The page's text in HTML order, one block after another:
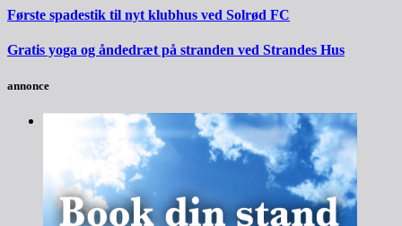
Første spadestik til nyt klubhus ved Solrød FC
Gratis yoga og åndedræt på stranden ved Strandes Hus
annonce